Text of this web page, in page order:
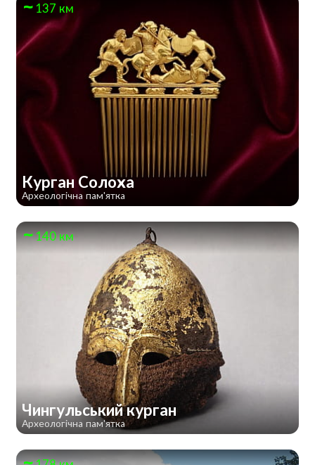
137 км
Курган Солоха
Археологічна пам'ятка
140 км
Чингульський курган
Археологічна пам'ятка